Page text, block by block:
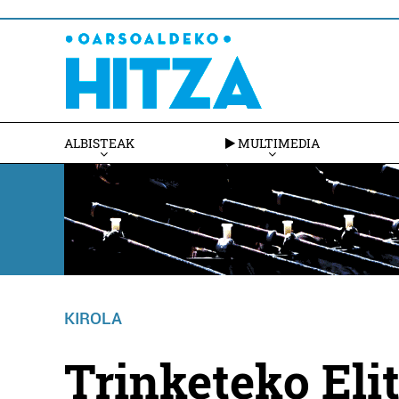
ALBISTEAK MULTIMEDIA
KIROLA
Trinketeko